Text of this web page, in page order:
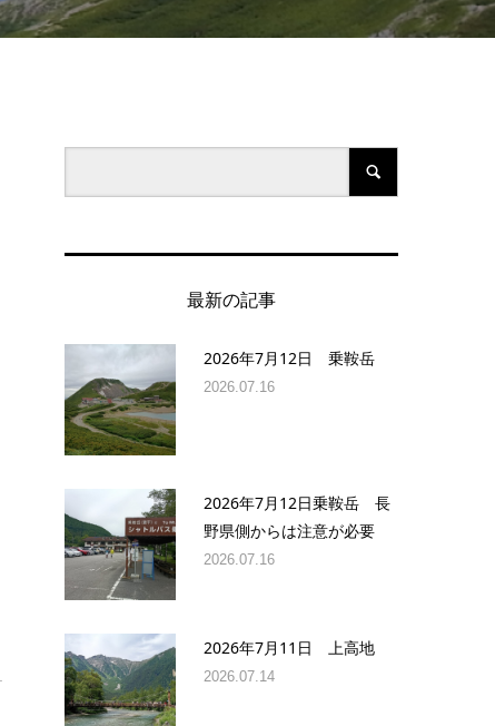
最新の記事
2026年7月12日 乗鞍岳
2026.07.16
2026年7月12日乗鞍岳 長
野県側からは注意が必要
2026.07.16
2026年7月11日 上高地
2026.07.14